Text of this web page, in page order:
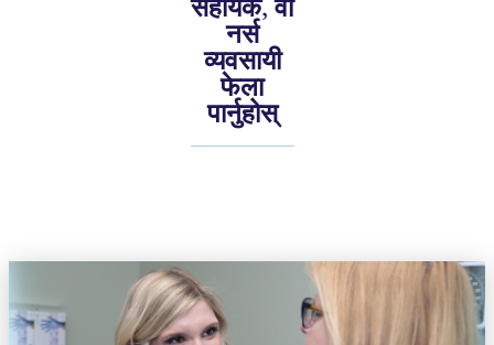
सहायक, वा
नर्स
व्यवसायी
फेला
पार्नुहोस्